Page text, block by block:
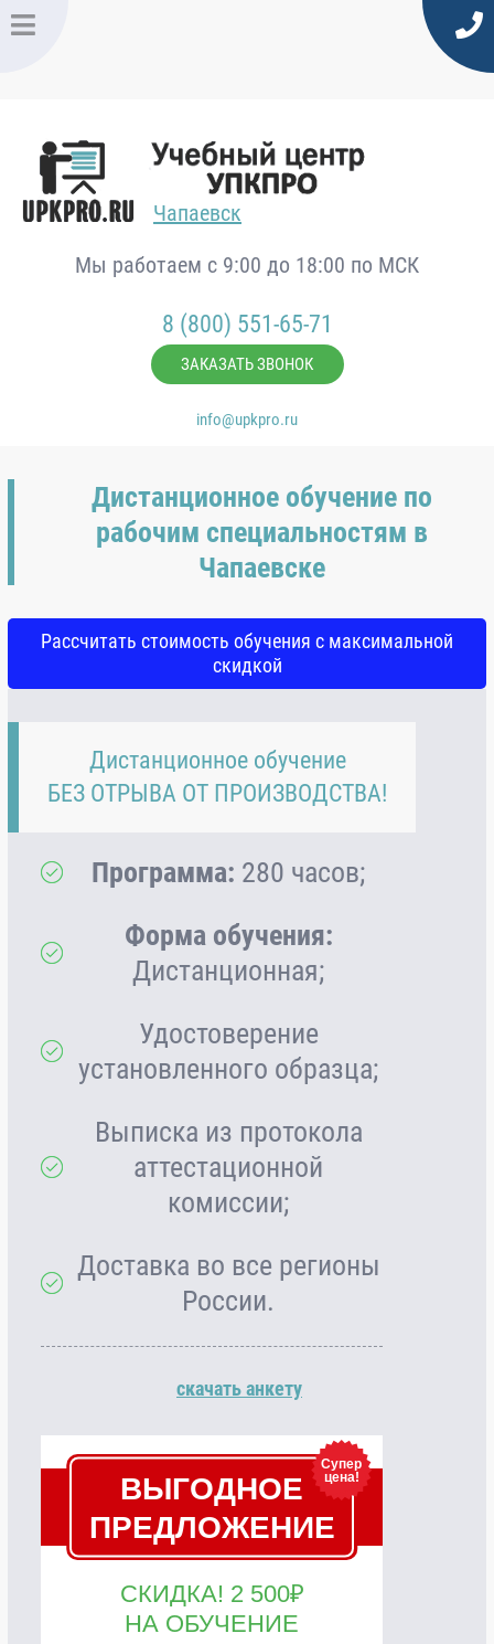
Чапаевск
Мы работаем с 9:00 до 18:00 по МСК
8 (800) 551-65-71
ЗАКАЗАТЬ ЗВОНОК
info@upkpro.ru
Дистанционное обучение по
рабочим специальностям в
Чапаевске
Рассчитать стоимость обучения с максимальной
скидкой
Дистанционное обучение
БЕЗ ОТРЫВА ОТ ПРОИЗВОДСТВА!
Программа: 280 часов;
Форма обучения:
Дистанционная;
Удостоверение
установленного образца;
Выписка из протокола
аттестационной
комиссии;
Доставка во все регионы
России.
скачать анкету
Супер
цена!
ВЫГОДНОЕ
ПРЕДЛОЖЕНИЕ
СКИДКА! 2 500₽
НА ОБУЧЕНИЕ